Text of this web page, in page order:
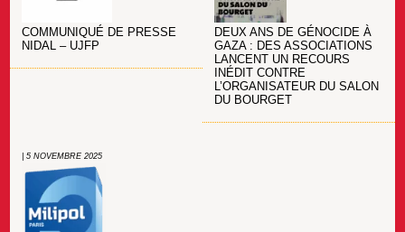
COMMUNIQUÉ DE PRESSE
NIDAL – UJFP
DEUX ANS DE GÉNOCIDE À
GAZA : DES ASSOCIATIONS
LANCENT UN RECOURS
INÉDIT CONTRE
L’ORGANISATEUR DU SALON
DU BOURGET
| 5 NOVEMBRE 2025